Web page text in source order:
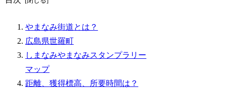
やまなみ街道とは？
広島県世羅町
しまなみやまなみスタンプラリー
マップ
距離、獲得標高、所要時間は？